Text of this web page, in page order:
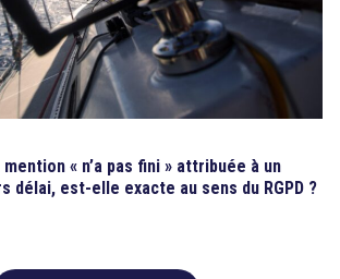
« n’a pas fini » attribuée à un
délai, est-elle exacte au sens du RGPD ?